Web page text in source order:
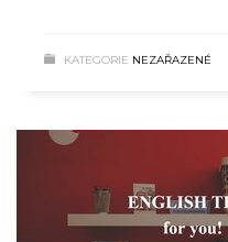
KATEGORIE NEZAŘAZENÉ